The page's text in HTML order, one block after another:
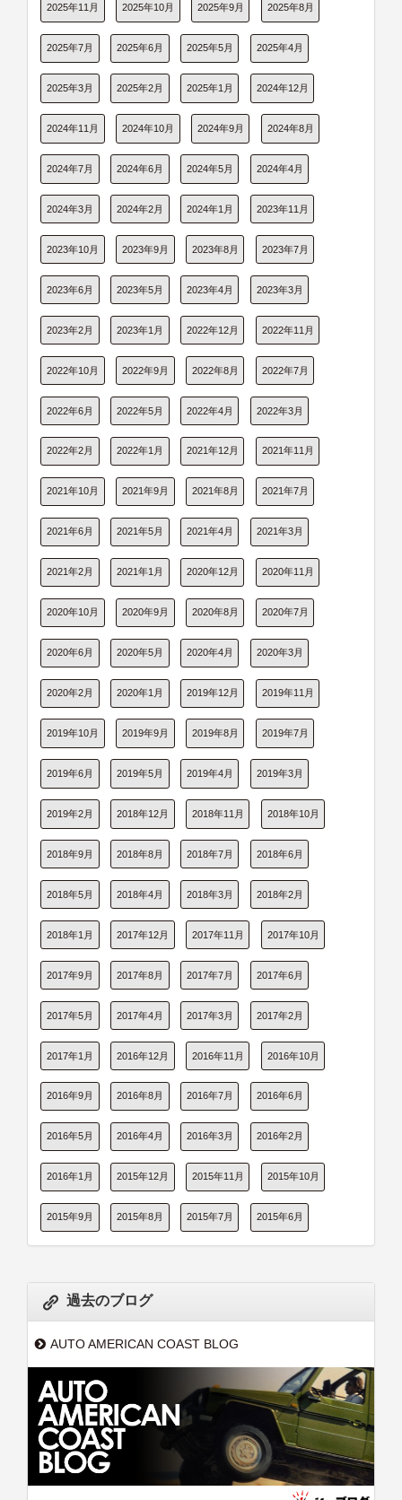
2025年11月 2025年10月 2025年9月 2025年8月
2025年7月 2025年6月 2025年5月 2025年4月
2025年3月 2025年2月 2025年1月 2024年12月
2024年11月 2024年10月 2024年9月 2024年8月
2024年7月 2024年6月 2024年5月 2024年4月
2024年3月 2024年2月 2024年1月 2023年11月
2023年10月 2023年9月 2023年8月 2023年7月
2023年6月 2023年5月 2023年4月 2023年3月
2023年2月 2023年1月 2022年12月 2022年11月
2022年10月 2022年9月 2022年8月 2022年7月
2022年6月 2022年5月 2022年4月 2022年3月
2022年2月 2022年1月 2021年12月 2021年11月
2021年10月 2021年9月 2021年8月 2021年7月
2021年6月 2021年5月 2021年4月 2021年3月
2021年2月 2021年1月 2020年12月 2020年11月
2020年10月 2020年9月 2020年8月 2020年7月
2020年6月 2020年5月 2020年4月 2020年3月
2020年2月 2020年1月 2019年12月 2019年11月
2019年10月 2019年9月 2019年8月 2019年7月
2019年6月 2019年5月 2019年4月 2019年3月
2019年2月 2018年12月 2018年11月 2018年10月
2018年9月 2018年8月 2018年7月 2018年6月
2018年5月 2018年4月 2018年3月 2018年2月
2018年1月 2017年12月 2017年11月 2017年10月
2017年9月 2017年8月 2017年7月 2017年6月
2017年5月 2017年4月 2017年3月 2017年2月
2017年1月 2016年12月 2016年11月 2016年10月
2016年9月 2016年8月 2016年7月 2016年6月
2016年5月 2016年4月 2016年3月 2016年2月
2016年1月 2015年12月 2015年11月 2015年10月
2015年9月 2015年8月 2015年7月 2015年6月
過去のブログ
AUTO AMERICAN COAST BLOG